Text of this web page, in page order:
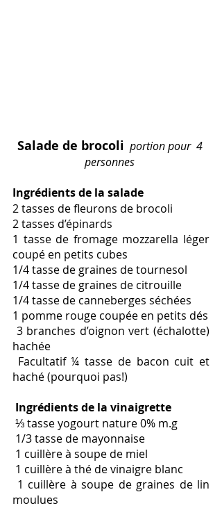
Salade de brocoli portion pour  4
personnes
Ingrédients de la salade
2 tasses de fleurons de brocoli
2 tasses d’épinards
1 tasse de fromage mozzarella léger
coupé en petits cubes
1/4 tasse de graines de tournesol
1/4 tasse de graines de citrouille
1/4 tasse de canneberges séchées
1 pomme rouge coupée en petits dés
3 branches d’oignon vert (échalotte)
hachée
Facultatif ¼ tasse de bacon cuit et
haché (pourquoi pas!)
Ingrédients de la vinaigrette
⅓ tasse yogourt nature 0% m.g
1/3 tasse de mayonnaise
1 cuillère à soupe de miel
1 cuillère à thé de vinaigre blanc
1 cuillère à soupe de graines de lin
moulues